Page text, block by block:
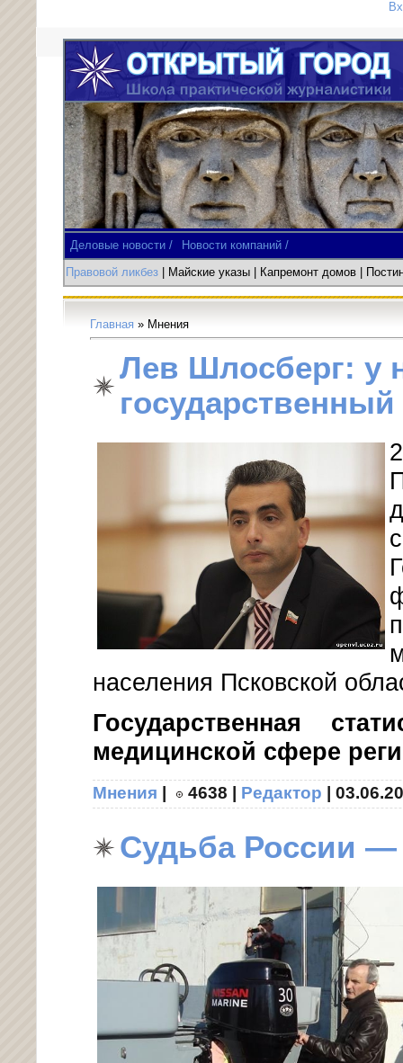
Деловые новости /
Новости компаний /
Правовой ликбез
| Майские указы Капремонт домов |
Главная » Мнения
Лев Шлосберг: у
населения Псковской
Государственная
медицинской сфере
Мнения 4638 Редактор
Судьба России